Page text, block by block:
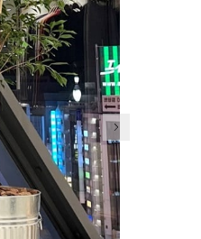
次の画像